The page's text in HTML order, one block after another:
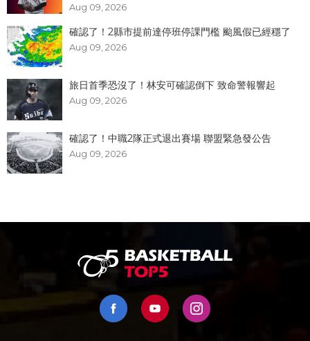
Aug 09, 2026
確認了！2縣市提前達停班停課門檻 颱風假已經穩了
Aug 09, 2026
旅日首季恐沒了！林安可確認倒下 致命警報響起
Aug 09, 2026
確認了！中職2隊正式退出賽場 聯盟緊急發公告
Aug 09, 2026